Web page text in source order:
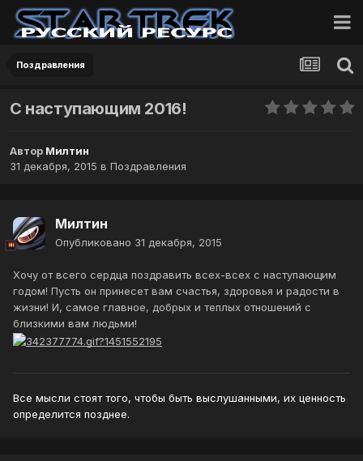
Поздравления
С наступающим 2016!
Автор Милтин
31 декабря, 2015 в Поздравления
Милтин
Опубликовано 31 декабря, 2015
Хочу от всего сердца поздравить всех-всех с наступающим
годом! Пусть он принесет вам счастья, здоровья и радости в
жизни! И, самое главное, добрых и теплых отношений с
близкими вам людьми!
Все мысли стоят того, чтобы быть выслушанными, их ценность
определится позднее.